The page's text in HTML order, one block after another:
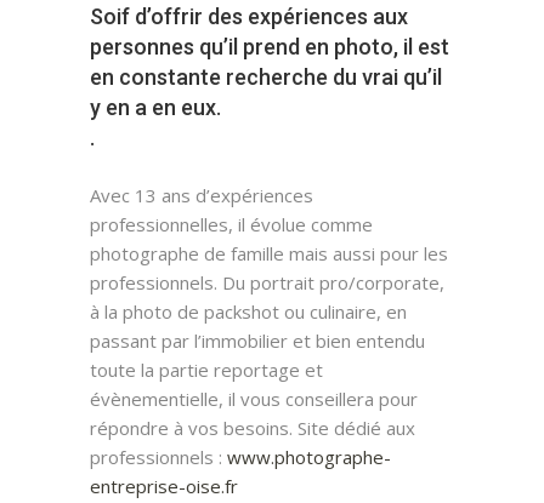
Soif d’offrir des expériences aux
personnes qu’il prend en photo, il est
en constante recherche du vrai qu’il
y en a en eux.
.
Avec 13 ans d’expériences
professionnelles, il évolue comme
photographe de famille mais aussi pour les
professionnels. Du portrait pro/corporate,
à la photo de packshot ou culinaire, en
passant par l’immobilier et bien entendu
toute la partie reportage et
évènementielle, il vous conseillera pour
répondre à vos besoins. Site dédié aux
professionnels : www.photographe-
entreprise-oise.fr